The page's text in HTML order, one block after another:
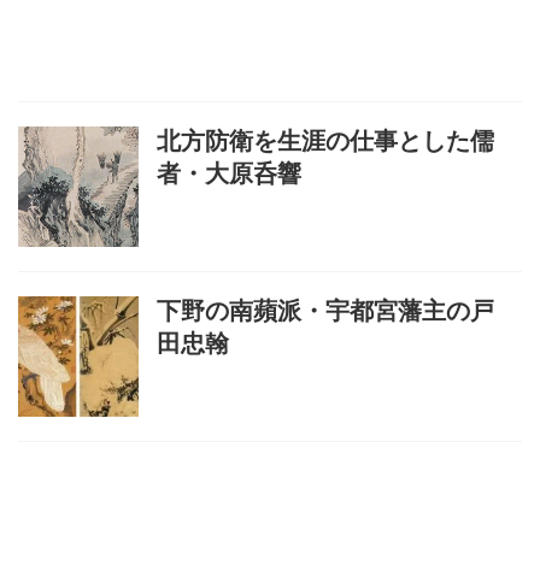
北方防衛を生涯の仕事とした儒
者・大原呑響
下野の南蘋派・宇都宮藩主の戸
田忠翰